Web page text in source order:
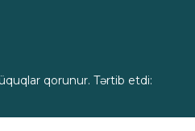
qorunur. Tərtib etdi: